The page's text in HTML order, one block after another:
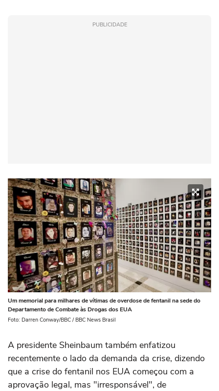
PUBLICIDADE
Um memorial para milhares de vítimas de overdose de fentanil na sede do
Departamento de Combate às Drogas dos EUA
Foto: Darren Conway/BBC / BBC News Brasil
A presidente Sheinbaum também enfatizou
recentemente o lado da demanda da crise, dizendo
que a crise do fentanil nos EUA começou com a
aprovação legal, mas "irresponsável", de